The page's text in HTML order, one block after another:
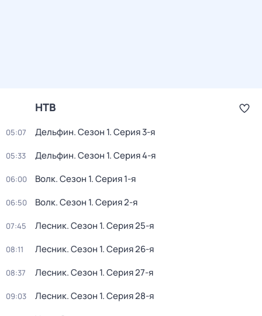
НТВ
05:07 Дельфин. Сезон 1. Серия 3-я
05:33 Дельфин. Сезон 1. Серия 4-я
06:00 Волк. Сезон 1. Серия 1-я
06:50 Волк. Сезон 1. Серия 2-я
07:45 Лесник. Сезон 1. Серия 25-я
08:11 Лесник. Сезон 1. Серия 26-я
08:37 Лесник. Сезон 1. Серия 27-я
09:03 Лесник. Сезон 1. Серия 28-я